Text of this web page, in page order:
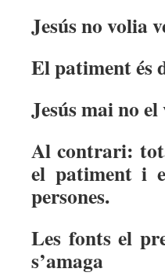
Jesús no volia
El patiment és
Jesús mai no
Al contrari:
el patiment i
persones.
Les fonts el
s’amaga